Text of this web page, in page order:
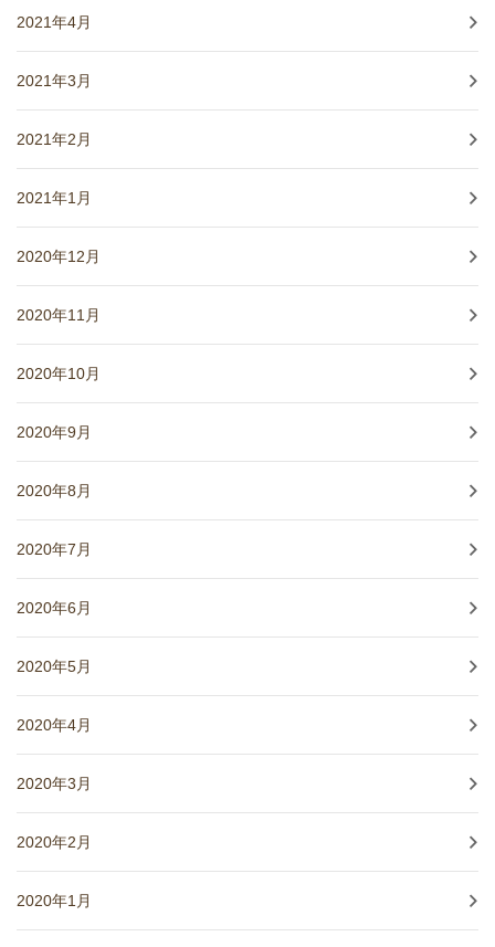
2021年4月
2021年3月
2021年2月
2021年1月
2020年12月
2020年11月
2020年10月
2020年9月
2020年8月
2020年7月
2020年6月
2020年5月
2020年4月
2020年3月
2020年2月
2020年1月